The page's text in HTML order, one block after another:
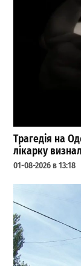
Трагедія на
лікарку
01-08-2026 в 13:18